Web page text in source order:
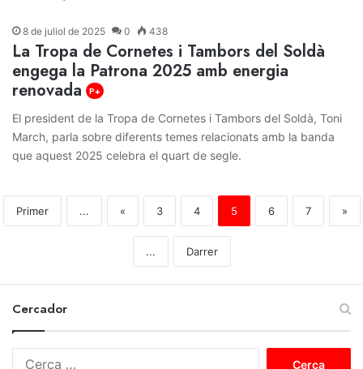
8 de juliol de 2025 0 438
La Tropa de Cornetes i Tambors del Soldà
engega la Patrona 2025 amb energia
renovada
P+
El president de la Tropa de Cornetes i Tambors del Soldà, Toni
March, parla sobre diferents temes relacionats amb la banda
que aquest 2025 celebra el quart de segle.
Primer ... « 3 4 5 6 7 »
... Darrer
Cercador